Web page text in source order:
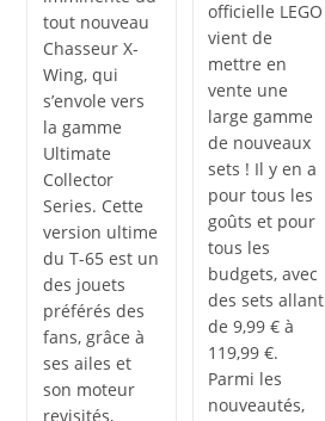
tout nouveau
Chasseur X-
Wing, qui
s’envole vers
la gamme
Ultimate
Collector
Series. Cette
version ultime
du T-65 est un
des jouets
préférés des
fans, grâce à
ses ailes et
son moteur
revisités,
officielle LEGO
vient de
mettre en
vente une
large gamme
de nouveaux
sets ! Il y en a
pour tous les
goûts et pour
tous les
budgets, avec
des sets allant
de 9,99 € à
119,99 €.
Parmi les
nouveautés,